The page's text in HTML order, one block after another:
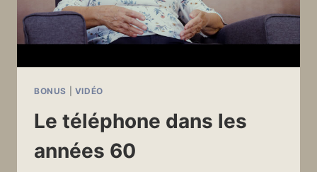
BONUS VIDÉO
Le téléphone dans les
années 60